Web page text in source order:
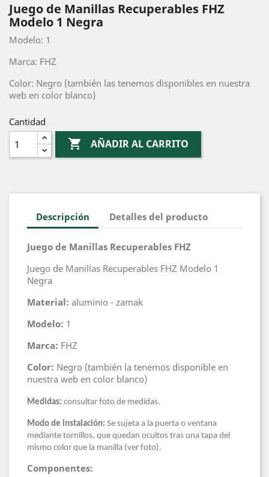
Juego de Manillas Recuperables FHZ
Modelo 1 Negra
Modelo: 1
Marca: FHZ
Color: Negro (también las tenemos disponibles en nuestra
web en color blanco)
Cantidad
 AÑADIR AL CARRITO
Descripción Detalles del producto
Juego de Manillas Recuperables FHZ
Juego de Manillas Recuperables FHZ Modelo 1
Negra
Material: aluminio - zamak
Modelo: 1
Marca: FHZ
Color: Negro (también la tenemos disponible en
nuestra web en color blanco)
Medidas: consultar foto de medidas.
Modo de instalación: Se sujeta a la puerta o ventana
mediante tornillos, que quedan ocultos tras una tapa del
mismo color que la manilla (ver foto).
Componentes: